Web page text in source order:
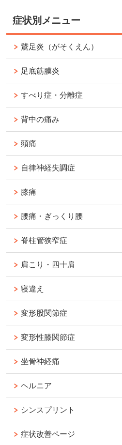
症状別メニュー
鵞足炎（がそくえん）
足底筋膜炎
すべり症・分離症
背中の痛み
頭痛
自律神経失調症
膝痛
腰痛・ぎっくり腰
脊柱管狭窄症
肩こり・四十肩
寝違え
変形股関節症
変形性膝関節症
坐骨神経痛
ヘルニア
シンスプリント
症状改善ページ